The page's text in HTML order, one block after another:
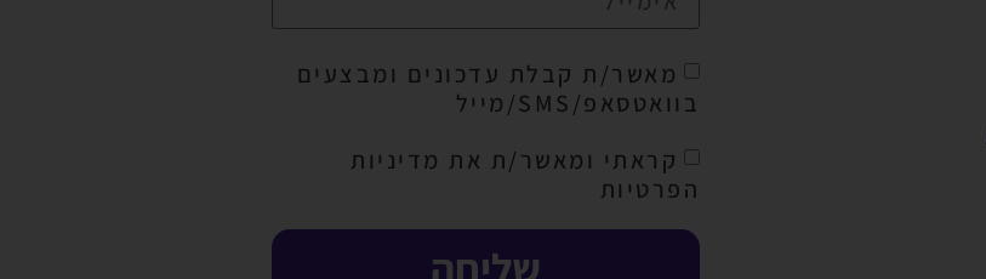
מאשר/ת קבלת עדכונים ומבצעים
בוואטסאפ/SMS/מייל
קראתי ומאשר/ת את מדיניות
הפרטיות
שליחה